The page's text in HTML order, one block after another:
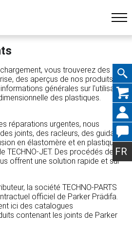
Aller
au
FR
vous trouverez des
des aperçus de nos produits et
générales sur l'utilisation
des plastiques.
réparations urgentes, nous
joints, des racleurs, des guidages
en élastomère et en plastique
TECHNO-JET. Des procédés de
offrent une solution rapide et sur
la société TECHNO-PARTS
officiel de Parker Prädifa.
ici des catalogues
contenant les joints de Parker